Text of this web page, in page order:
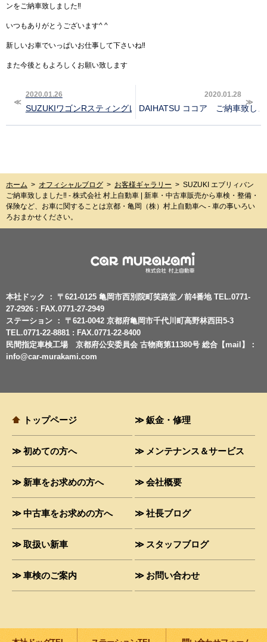
ンをご納車致しました‼︎
いつもありがとうございます^ ^
新しいお車でいっぱいお仕事して下さいね‼︎
また今後ともよろしくお願い致します
2020.01.26
SUZUKIワゴンRスティングレーご納車致しました‼︎
2020.01.28
DAIHATSU ココア ご納車致しま
ホーム > オフィシャルブログ > お客様ギャラリー > SUZUKI エブリィバン
ご納車致しました‼︎ - 株式会社 村上自動車 | 新車・中古車販売から車検・整備・
保険など、お車に関することは京都・亀岡（株）村上自動車へ - 車の事いろい
ろおまかせください。
本社ドック ： 〒621-0125 亀岡市西別院町笑路堂ノ前4番地 TEL.0771-
27-2926 : FAX.0771-27-2949
ステーション ： 〒621-0042 京都府亀岡市千代川町高野林西田5-3
TEL.0771-22-8881 : FAX.0771-22-8400
民間指定車検工場 京都府公安委員会 古物商第11380号 総合【mail】：
info@car-murakami.com
トップページ
初めての方へ
新車をお求めの方へ
中古車をお求めの方へ
取扱い新車
車検のご案内
鈑金・修理
メンテナンス＆サービス
会社概要
社長ブログ
スタッフブログ
お問い合わせ